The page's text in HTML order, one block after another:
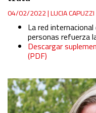
04/02/2022|LUCIA CAPUZZI
La red
personas refuerza
Descargar
(PDF)